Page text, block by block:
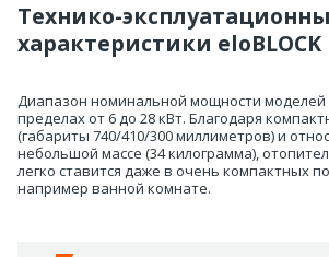
Технико-
характеристики eloBLOCK
Диапазон номинальной мощности моделей
пределах от 6 до 28 кВт. Благодаря
(габариты 740/410/300 миллиметров) и
небольшой массе (34 килограмма),
легко ставится даже в очень компактных
например ванной комнате.